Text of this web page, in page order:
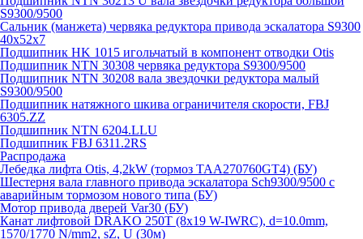
S9300/9500
Сальник (манжета) червяка редуктора привода эскалатора S9300
40х52х7
Подшипник HK 1015 игольчатый в компонент отводки Otis
Подшипник NTN 30308 червяка редуктора S9300/9500
Подшипник NTN 30208 вала звездочки редуктора малый
S9300/9500
Подшипник натяжного шкива ограничителя скорости, FBJ
6305.ZZ
Подшипник NTN 6204.LLU
Подшипник FBJ 6311.2RS
Распродажа
Лебедка лифта Otis, 4,2kW (тормоз TAA270760GT4) (БУ)
Шестерня вала главного привода эскалатора Sch9300/9500 с
аварийным тормозом нового типа (БУ)
Мотор привода дверей Var30 (БУ)
Канат лифтовой DRAKO 250T (8x19 W-IWRC), d=10.0mm,
1570/1770 N/mm2, sZ, U (30м)